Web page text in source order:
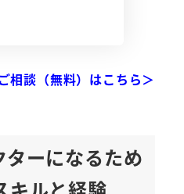
相談（無料）はこちら＞
ターになるため